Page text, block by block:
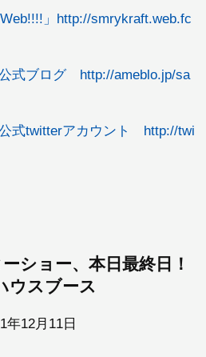
Web!!!!」http://smrykraft.web.fc
式ブログ http://ameblo.jp/sa
式twitterアカウント http://twi
ショー、本日最終日！
ウスブース
年12月11日